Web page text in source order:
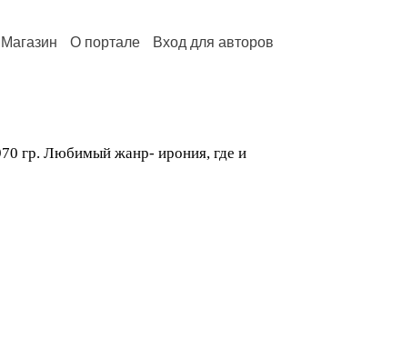
Магазин О портале Вход для авторов
гр. Любимый жанр- ирония, где и